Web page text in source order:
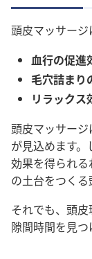
頭皮マッサージ
血行の促進
毛穴詰まり
リラックス
頭皮マッサー
が見込めます
効果を得られ
の土台をつくる
それでも、頭皮
隙間時間を見つ